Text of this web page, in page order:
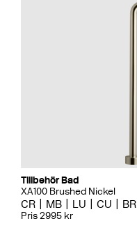
Tillbehör Bad
XA100 Brushed Nickel
CR MB LU CU BR
Pris 2995 kr